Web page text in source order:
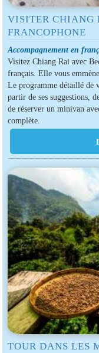
VISITER CHIANG
FRANCOPHONE
Accompagnement en
Visitez Chiang Rai avec
français. Elle vous
Le programme détaillé de
partir de ses suggestions,
de réserver un minivan
complète.
TOUR DANS LES